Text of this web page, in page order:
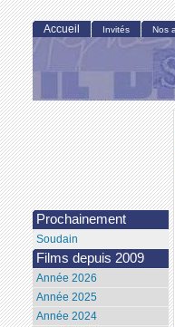
Accueil Invités Nos
Prochainement
Soudain
Films depuis 2009
Année 2026
Année 2025
Année 2024